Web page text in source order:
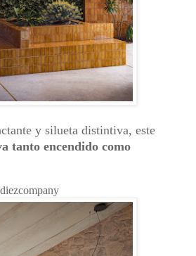
y silueta distintiva, este
tanto encendido como